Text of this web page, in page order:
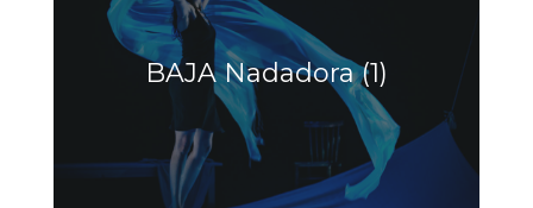
BAJA Nadadora (1)